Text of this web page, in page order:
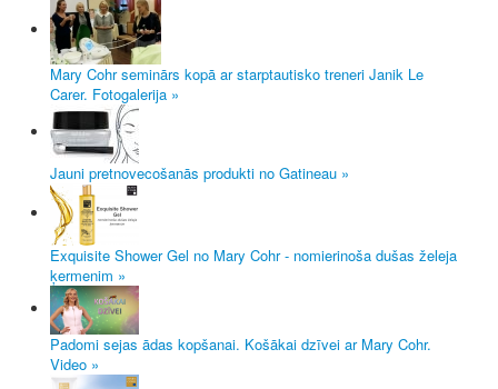
Mary Cohr seminārs kopā ar starptautisko treneri Janik Le
Carer. Fotogalerija »
Jauni pretnovecošanās produkti no Gatineau »
Exquisite Shower Gel no Mary Cohr - nomierinoša dušas želeja
ķermenim »
Padomi sejas ādas kopšanai. Košākai dzīvei ar Mary Cohr.
Video »